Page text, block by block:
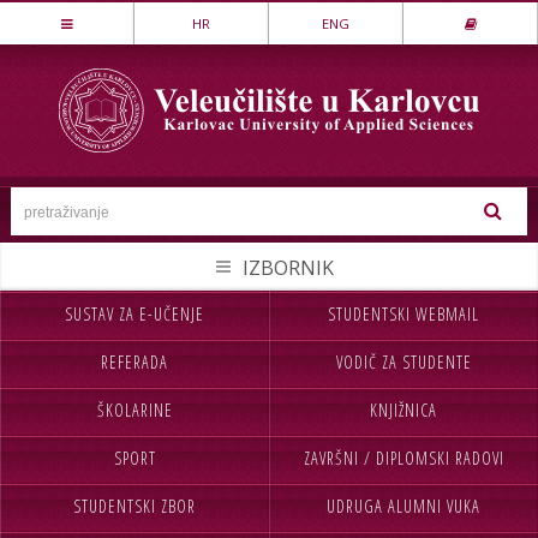
Stručni studij
LOVSTVO I ZAŠTITA PRIRODE
MEHATRONIKA
PREHRAMBENA TEHNOLOGIJA
SIGURNOST I ZAŠTITA
TEKSTILSTVO
UGOSTITELJSTVO
Specijalistički studij
POSLOVNO UPRAVLJANJE
SIGURNOST I ZAŠTITA
HR ENG
NASLOVNA UPISI
VELEUČILIŠTE STUDIJ
STUDENTI MEĐ.SURADNJA
CJELOŽIVOTNO UČENJE INFORMACIJE
NABAVA KONTAKT
SUSTAV ZA E-UČENJE STUDENTSKI WEBMAIL
REFERADA VODIČ ZA STUDENTE
ŠKOLARINE KNJIŽNICA
SPORT ZAVRŠNI / DIPLOMSKI RADOVI
STUDENTSKI ZBOR UDRUGA ALUMNI VUKA